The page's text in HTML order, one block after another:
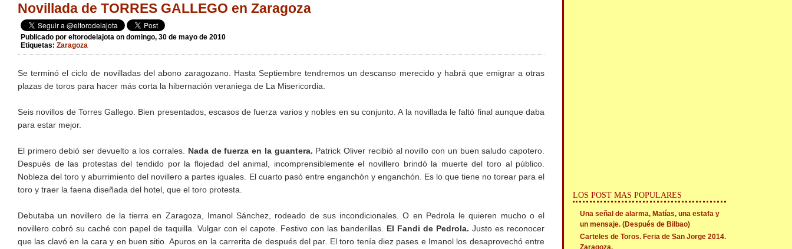
Novillada de TORRES GALLEGO en Zaragoza
Publicado por eltorodelajota on domingo, 30 de mayo de 2010
Etiquetas: Zaragoza
Se terminó el ciclo de novilladas del abono zaragozano. Hasta Septiembre tendremos un descanso merecido y habrá que emigrar a otras
plazas de toros para hacer más corta la hibernación veraniega de La Misericordia.
Seis novillos de Torres Gallego. Bien presentados, escasos de fuerza varios y nobles en su conjunto. A la novillada le faltó final aunque daba
para estar mejor.
El primero debió ser devuelto a los corrales. Nada de fuerza en la guantera. Patrick Oliver recibió al novillo con un buen saludo capotero.
Después de las protestas del tendido por la flojedad del animal, incomprensiblemente el novillero brindó la muerte del toro al público.
Nobleza del toro y aburrimiento del novillero a partes iguales. El cuarto pasó entre enganchón y enganchón. Es lo que tiene no torear para el
toro y traer la faena diseñada del hotel, que el toro protesta.
Debutaba un novillero de la tierra en Zaragoza, Imanol Sánchez, rodeado de sus incondicionales. O en Pedrola le quieren mucho o el
novillero cobró su caché con papel de taquilla. Vulgar con el capote. Festivo con las banderillas. El Fandi de Pedrola. Justo es reconocer
que las clavó en la cara y en buen sitio. Apuros en la carrerita de después del par. El toro tenía diez pases e Imanol los desaprovechó entre
LOS POST MAS POPULARES
Una señal de alarma, Matías, una estafa y
un mensaje. (Después de Bilbao)
Carteles de Toros. Feria de San Jorge 2014.
Zaragoza.